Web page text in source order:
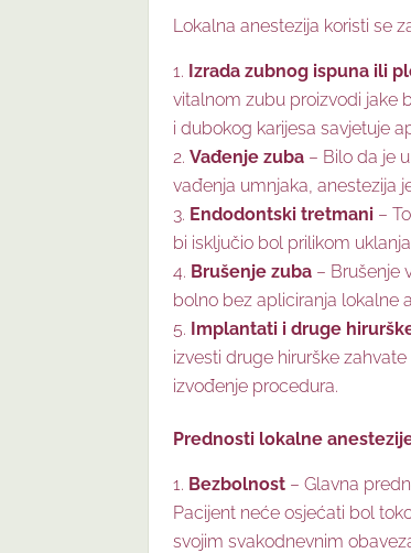
Lokalna anestezija koristi se
Izrada zubnog ispuna ili
vitalnom zubu proizvodi jake
i dubokog karijesa savjetuje
Vađenje zuba– Bilo da je
vađenja umnjaka, anestezija
Endodontski tretmani–
bi isključio bol prilikom
Brušenje zuba – Brušenje
bolno bez apliciranja lokalne
Implantati i druge
izvesti druge hirurške
izvođenje procedura.
Prednosti lokalne
Bezbolnost– Glavna
Pacijent neće osjećati bol
svojim svakodnevnim